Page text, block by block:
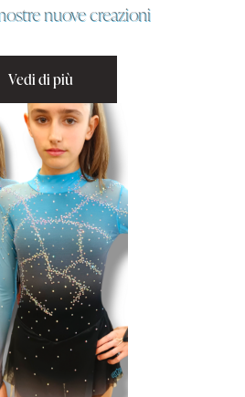
nuove creazioni
Vedi di più